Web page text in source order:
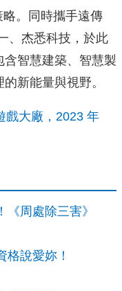
略。同時攜手遠傳
、 杰悉科技，於此
智慧建築、 智慧製
新能量與視野。
戲大廠，2023 年
《周處除三害》
說愛妳！